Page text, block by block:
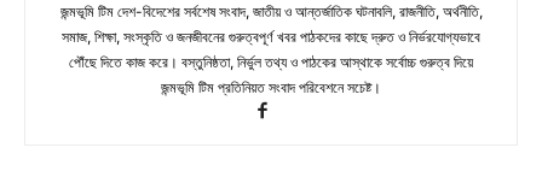
জন্মভূমি টিম দেশ-বিদেশের সর্বশেষ সংবাদ, জাতীয় ও আন্তর্জাতিক ঘটনাবলি, রাজনীতি, অর্থনীতি,
সমাজ, শিক্ষা, সংস্কৃতি ও জনজীবনের গুরুত্বপূর্ণ খবর পাঠকদের কাছে দ্রুত ও নির্ভরযোগ্যভাবে
পৌঁছে দিতে কাজ করে। বস্তুনিষ্ঠতা, নির্ভুল তথ্য ও পাঠকের আস্থাকে সর্বোচ্চ গুরুত্ব দিয়ে
জন্মভূমি টিম প্রতিনিয়ত সংবাদ পরিবেশনে সচেষ্ট।